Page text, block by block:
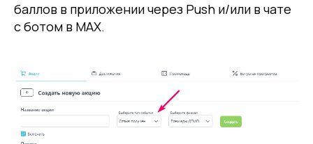
баллов в приложении через Push и/или в чате
с ботом в MAX.